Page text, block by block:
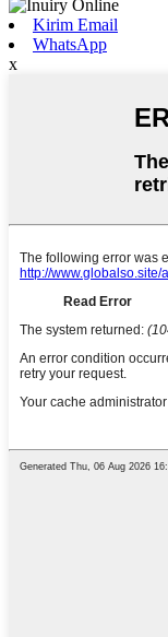
Kirim Email
WhatsApp
x